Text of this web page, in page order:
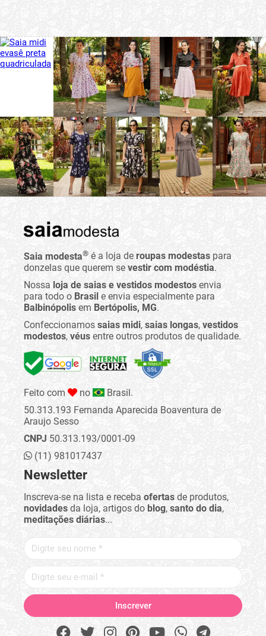
Saia modesta® é a loja de roupas modestas para
donzelas que querem se vestir com modéstia.
Nossa loja de saias e vestidos modestos envia
para todo o Brasil e envia especialmente para
Balbinópolis em Bertópolis, MG.
Confeccionamos saias midi, saias longas, vestidos
modestos, véus entre outros produtos de qualidade.
Feito com no
Brasil.
50.313.193 Fernanda Aparecida Boaventura de
Araujo Sesso
CNPJ 50.313.193/0001-09
(11) 981017437
Newsletter
Inscreva-se na lista e receba ofertas de produtos,
novidades da loja, artigos do blog, santo do dia,
meditações diárias...